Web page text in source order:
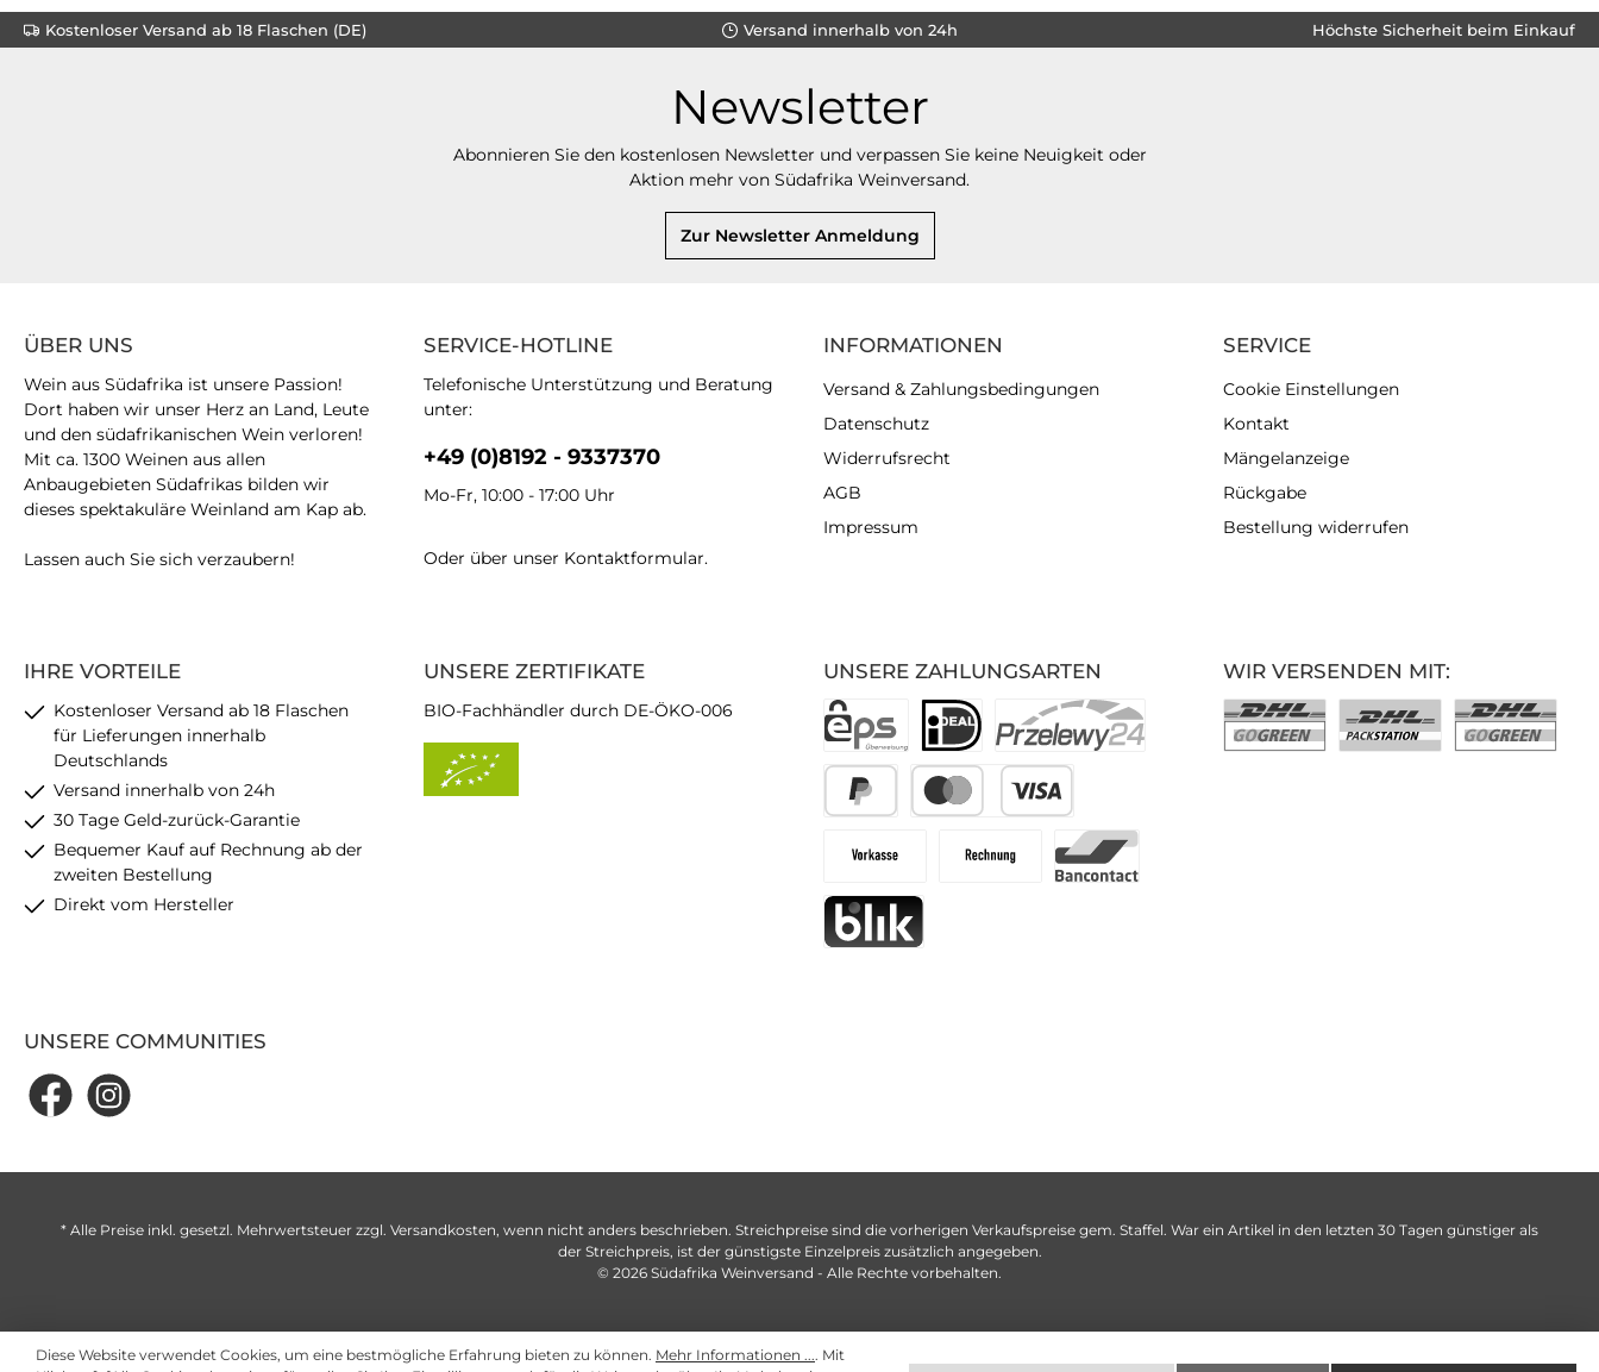
Kostenloser Versand ab 18 Flaschen (DE) Versand innerhalb von 24h Höchste Sicherheit beim Einkauf
Newsletter
Abonnieren Sie den kostenlosen Newsletter und verpassen Sie keine Neuigkeit oder
Aktion mehr von Südafrika Weinversand.
Zur Newsletter Anmeldung
SERVICE-HOTLINE
Telefonische Unterstützung und Beratung
unter:
+49 (0)8192 - 9337370
Mo-Fr, 10:00 - 17:00 Uhr
Oder über unser Kontaktformular.
IHRE VORTEILE
Kostenloser Versand ab 18 Flaschen
für Lieferungen innerhalb
Deutschlands
Versand innerhalb von 24h
30 Tage Geld-zurück-Garantie
Bequemer Kauf auf Rechnung ab der
zweiten Bestellung
Direkt vom Hersteller
UNSERE ZAHLUNGSARTEN
ÜBER UNS
Wein aus Südafrika ist unsere Passion!
Dort haben wir unser Herz an Land, Leute
und den südafrikanischen Wein verloren!
Mit ca. 1300 Weinen aus allen
Anbaugebieten Südafrikas bilden wir
dieses spektakuläre Weinland am Kap ab.
Lassen auch Sie sich verzaubern!
UNSERE ZERTIFIKATE
BIO-Fachhändler durch DE-ÖKO-006
INFORMATIONEN
Versand & Zahlungsbedingungen
Datenschutz
Widerrufsrecht
AGB
Impressum
SERVICE
Cookie Einstellungen
Kontakt
Mängelanzeige
Rückgabe
Bestellung widerrufen
UNSERE COMMUNITIES
WIR VERSENDEN MIT:
* Alle Preise inkl. gesetzl. Mehrwertsteuer zzgl. Versandkosten, wenn nicht anders beschrieben. Streichpreise sind die vorherigen Verkaufspreise gem. Staffel. War ein Artikel in den letzten 30 Tagen günstiger als
der Streichpreis, ist der günstigste Einzelpreis zusätzlich angegeben.
© 2026 Südafrika Weinversand - Alle Rechte vorbehalten.
Diese Website verwendet Cookies, um eine bestmögliche Erfahrung bieten zu können. Mehr Informationen .... Mit